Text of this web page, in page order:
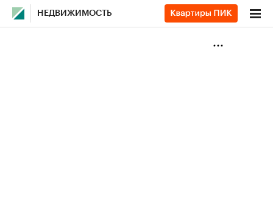
НЕДВИЖИМОСТЬ